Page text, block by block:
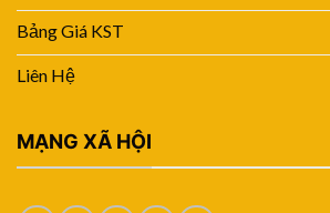
Bảng Giá KST
Liên Hệ
MẠNG XÃ HỘI